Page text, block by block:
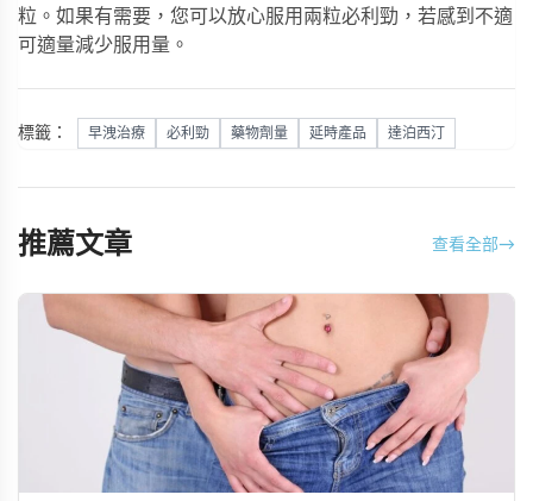
粒。如果有需要，您可以放心服用兩粒必利勁 ，若感到不適
可適量減少服用量。
標籤： 早洩治療 必利勁 藥物劑量 延時產品 達泊西汀
推薦文章 查看全部→